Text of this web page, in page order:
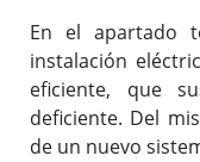
En el apartado
instalación
eficiente, que
deficiente. Del
de un nuevo